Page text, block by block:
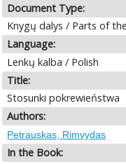
Document Type:
Knygų dalys / Parts of
Language:
Lenkų kalba / Polish
Title:
Stosunki pokrewieństwa
Authors:
Petrauskas, Rimvydas
In the Book: